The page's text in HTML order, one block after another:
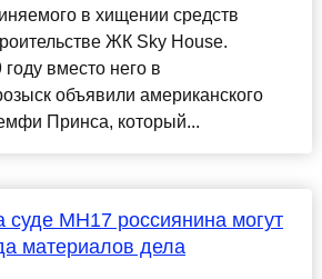
в хищении средств
ЖК Sky House.
вместо него в
объявили американского
Принса, который...
MH17 россиянина могут
материалов дела